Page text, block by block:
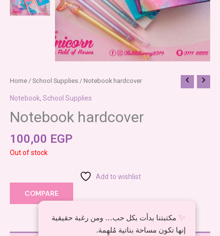
Home / School Supplies / Notebook hardcover
Notebook, School Supplies
Notebook hardcover
100,00 EGP
Out of stock
Add to wishlist
COMPARE
✨ مكتبتنا بدأت بكل حب… ومن رغبة حقيقية
إنها تكون مساحة بناتية مُلهِمة.